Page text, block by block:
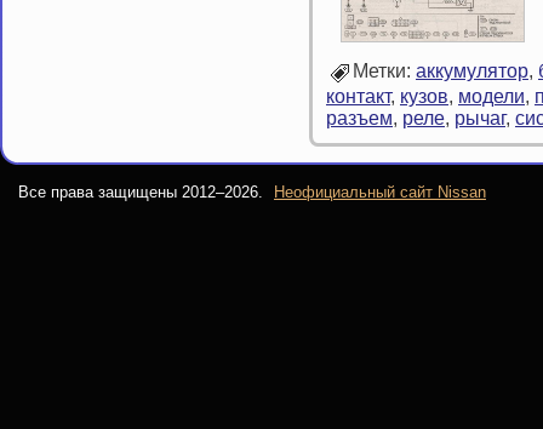
Метки: аккумулятор,
контакт, кузов, модели,
разъем, реле, рычаг,
Все права защищены 2012–2026. Неофициальный сайт Nissan